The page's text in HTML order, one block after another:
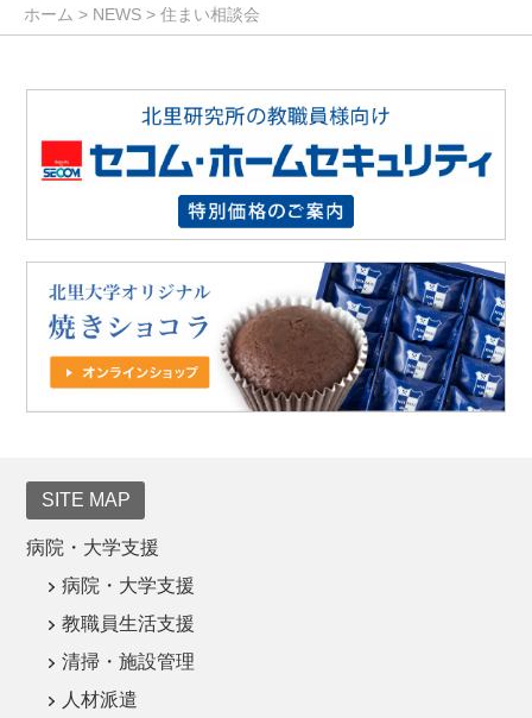
ホーム > NEWS > 住まい相談会
SITE MAP
病院・大学支援
病院・大学支援
教職員生活支援
清掃・施設管理
人材派遣